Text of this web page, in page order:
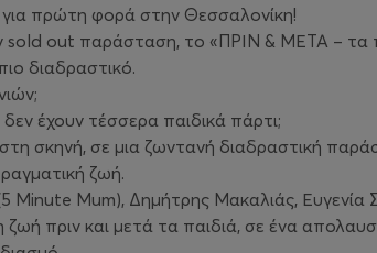
πρώτη φορά στην Θεσσαλονίκη!
sold out παράσταση, το «ΠΡΙΝ & ΜΕΤΑ – τα
διαδραστικό.
έχουν τέσσερα παιδικά πάρτι;
σκηνή, σε μια ζωντανή διαδραστική
ζωή.
Minute Mum), Δημήτρης Μακαλιάς,
ζωή πριν και μετά τα παιδιά, σε ένα